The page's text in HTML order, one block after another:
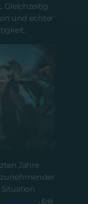
Gleichzeitig
und echter
Jahre
zunehmender
Cracking“, bei